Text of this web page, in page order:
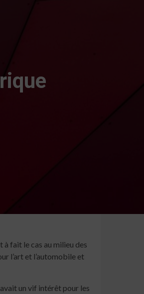
fait le cas au milieu des
l’art et l’automobile et
un vif intérêt pour les